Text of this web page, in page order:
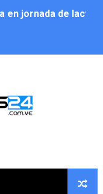
en jornada de
recreativa a la
en la